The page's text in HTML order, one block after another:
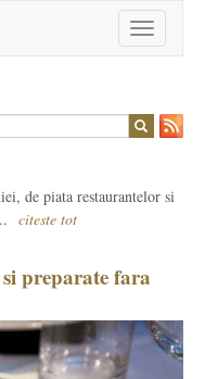
Toggle
navigation
de piata restaurantelor si
citeste tot
preparate fara